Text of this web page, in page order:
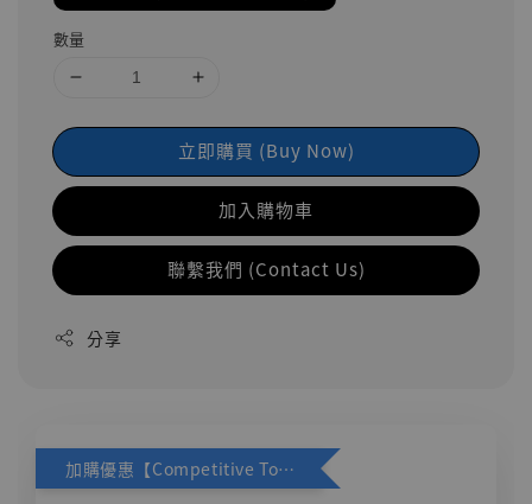
數量
立即購買 (Buy Now)
加入購物車
聯繫我們 (Contact Us)
分享
加購優惠【Competitive Toys 梅西 [CM001]】